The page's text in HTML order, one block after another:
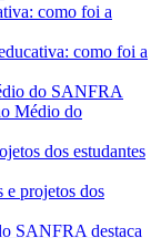
como foi a
Médio do
e projetos dos